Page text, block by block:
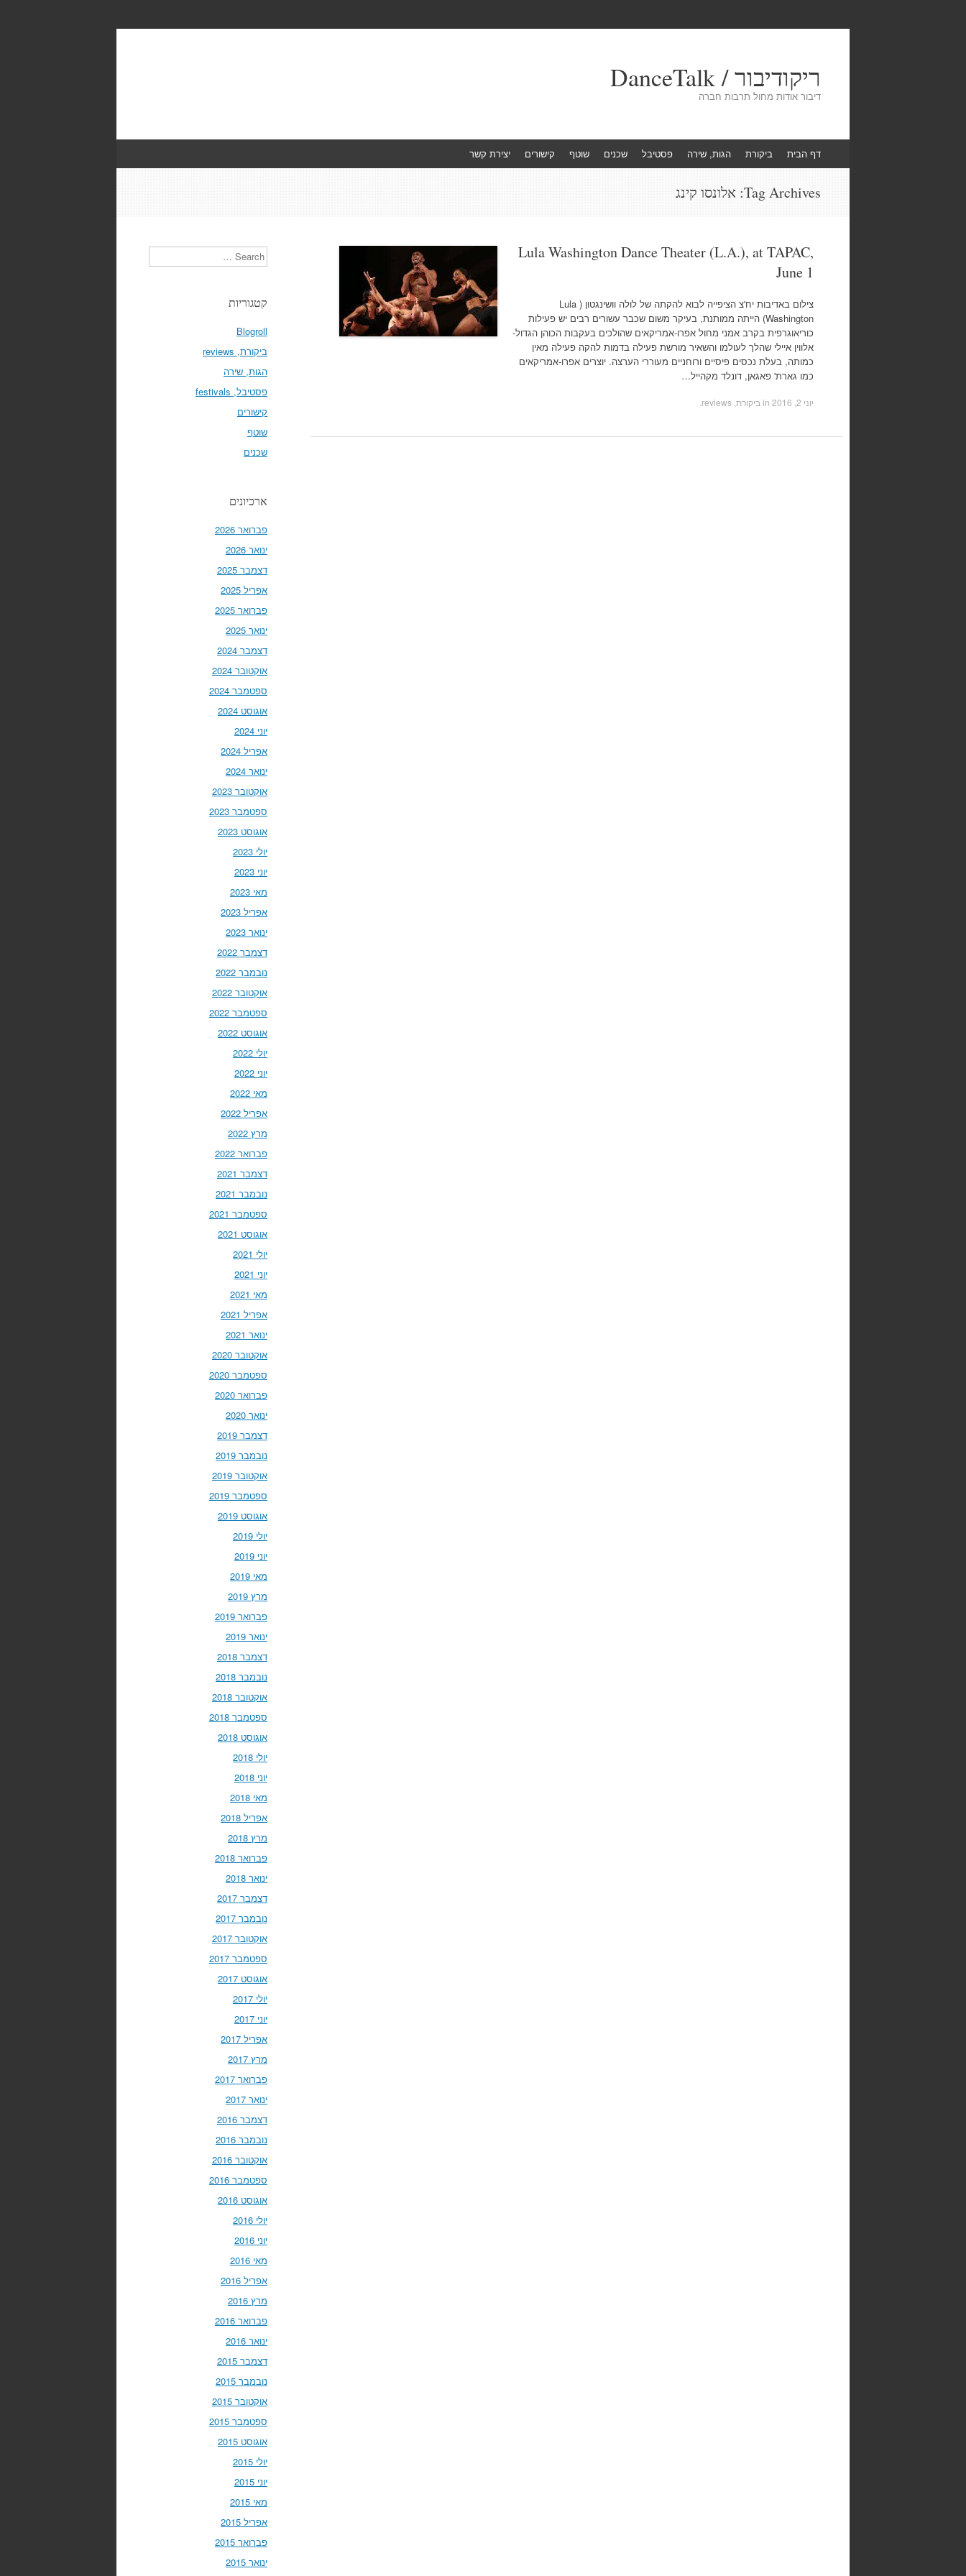
ריקודיבור / DanceTalk
דיבור אודות מחול תרבות חברה
to
דף הבית ביקורת הגות, שירה פסטיבל שכנים שוטף קישורים יצירת קשר
Tag Archives: אלונסו קינג
Lula Washington Dance Theater (L.A.), at TAPAC,
June 1
צילום באדיבות יח'צ הציפייה לבוא להקתה של לולה וושינגטון ( Lula
Washington) הייתה ממותנת, בעיקר משום שכבר עשורים רבים יש פעילות
כוריאוגרפית בקרב אמני מחול אפרו-אמריקאים שהולכים בעקבות הכוהן הגדול-
אלווין איילי שהלך לעולמו והשאיר מורשת פעילה בדמות להקה פעילה מאין
כמותה, בעלת נכסים פיסיים ורוחניים מעוררי הערצה. יוצרים אפרו-אמריקאים
כמו גארת' פאגאן, דונלד מקהייל…
יוני 2, 2016 ביקורת, reviews
Search
קטגוריות
Blogroll
ביקורת, reviews
הגות, שירה
פסטיבל, festivals
קישורים
שוטף
שכנים
ארכיונים
פברואר 2026
ינואר 2026
דצמבר 2025
אפריל 2025
פברואר 2025
ינואר 2025
דצמבר 2024
אוקטובר 2024
ספטמבר 2024
אוגוסט 2024
יוני 2024
אפריל 2024
ינואר 2024
אוקטובר 2023
ספטמבר 2023
אוגוסט 2023
יולי 2023
יוני 2023
מאי 2023
אפריל 2023
ינואר 2023
דצמבר 2022
נובמבר 2022
אוקטובר 2022
ספטמבר 2022
אוגוסט 2022
יולי 2022
יוני 2022
מאי 2022
אפריל 2022
מרץ 2022
פברואר 2022
דצמבר 2021
נובמבר 2021
ספטמבר 2021
אוגוסט 2021
יולי 2021
יוני 2021
מאי 2021
אפריל 2021
ינואר 2021
אוקטובר 2020
ספטמבר 2020
פברואר 2020
ינואר 2020
דצמבר 2019
נובמבר 2019
אוקטובר 2019
ספטמבר 2019
אוגוסט 2019
יולי 2019
יוני 2019
מאי 2019
מרץ 2019
פברואר 2019
ינואר 2019
דצמבר 2018
נובמבר 2018
אוקטובר 2018
ספטמבר 2018
אוגוסט 2018
יולי 2018
יוני 2018
מאי 2018
אפריל 2018
מרץ 2018
פברואר 2018
ינואר 2018
דצמבר 2017
נובמבר 2017
אוקטובר 2017
ספטמבר 2017
אוגוסט 2017
יולי 2017
יוני 2017
אפריל 2017
מרץ 2017
פברואר 2017
ינואר 2017
דצמבר 2016
נובמבר 2016
אוקטובר 2016
ספטמבר 2016
אוגוסט 2016
יולי 2016
יוני 2016
מאי 2016
אפריל 2016
מרץ 2016
פברואר 2016
ינואר 2016
דצמבר 2015
נובמבר 2015
אוקטובר 2015
ספטמבר 2015
אוגוסט 2015
יולי 2015
יוני 2015
מאי 2015
אפריל 2015
פברואר 2015
ינואר 2015